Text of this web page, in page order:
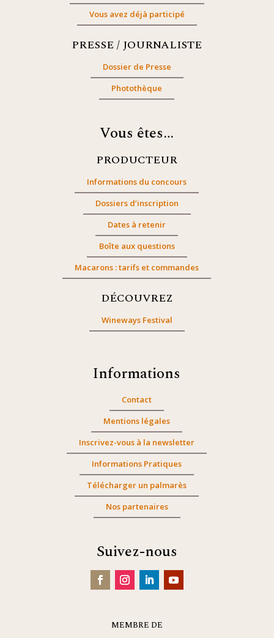
Vous avez déjà participé
PRESSE / JOURNALISTE
Dossier de Presse
Photothèque
Vous êtes…
PRODUCTEUR
Informations du concours
Dossiers d’inscription
Dates à retenir
Boîte aux questions
Macarons : tarifs et commandes
DÉCOUVREZ
Wineways Festival
Informations
Contact
Mentions légales
Inscrivez-vous à la newsletter
Informations Pratiques
Télécharger un palmarès
Nos partenaires
Suivez-nous
MEMBRE DE